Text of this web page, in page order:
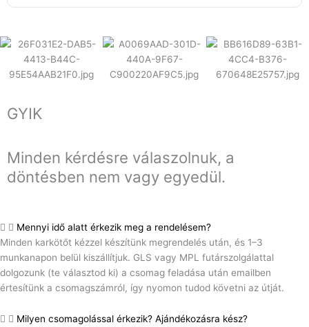
GYIK
Minden kérdésre válaszolnuk, a
döntésben nem vagy egyedül.
Mennyi idő alatt érkezik meg a rendelésem?
Minden karkötőt kézzel készítünk megrendelés után, és 1–3
munkanapon belül kiszállítjuk. GLS vagy MPL futárszolgálattal
dolgozunk (te választod ki) a csomag feladása után emailben
értesítünk a csomagszámról, így nyomon tudod követni az útját.
Milyen csomagolással érkezik? Ajándékozásra kész?